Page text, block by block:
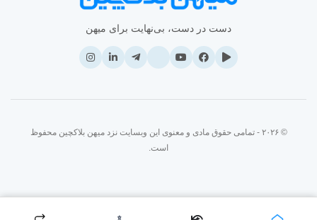
دست در دست، بی‌نهایت برای میهن
© ۲۰۲۶ - تمامی حقوق مادی و معنوی این وبسایت نزد میهن بلاکچین محفوظ
است.